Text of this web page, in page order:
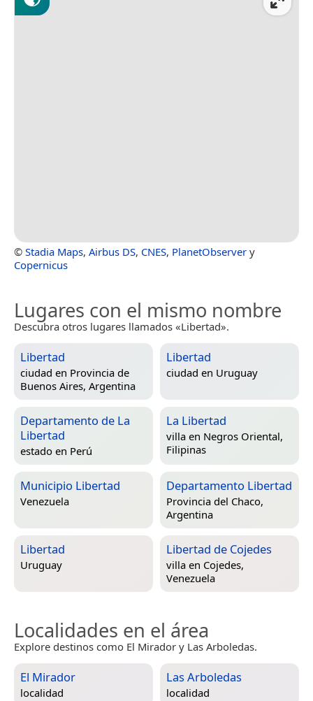
© Stadia Maps, Airbus DS, CNES, PlanetObserver y
Copernicus
Lugares con el mismo nombre
Descubra otros lugares llamados «Libertad».
Libertad
ciudad en Provincia de
Buenos Aires, Argentina
Libertad
ciudad en Uruguay
Departamento de La
Libertad
estado en Perú
La Libertad
villa en Negros Oriental,
Filipinas
Municipio Libertad
Venezuela
Departamento Libertad
Provincia del Chaco,
Argentina
Libertad
Uruguay
Libertad de Cojedes
villa en Cojedes,
Venezuela
Localidades en el área
Explore destinos como El Mirador y Las Arboledas.
El Mirador
localidad
Las Arboledas
localidad